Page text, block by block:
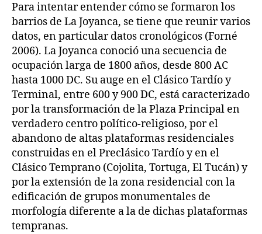
Para intentar entender cómo se formaron los
barrios de La Joyanca, se tiene que reunir varios
datos, en particular datos cronológicos (Forné
2006). La Joyanca conoció una secuencia de
ocupación larga de 1800 años, desde 800 AC
hasta 1000 DC. Su auge en el Clásico Tardío y
Terminal, entre 600 y 900 DC, está caracterizado
por la transformación de la Plaza Principal en
verdadero centro político-religioso, por el
abandono de altas plataformas residenciales
construidas en el Preclásico Tardío y en el
Clásico Temprano (Cojolita, Tortuga, El Tucán) y
por la extensión de la zona residencial con la
edificación de grupos monumentales de
morfología diferente a la de dichas plataformas
tempranas.